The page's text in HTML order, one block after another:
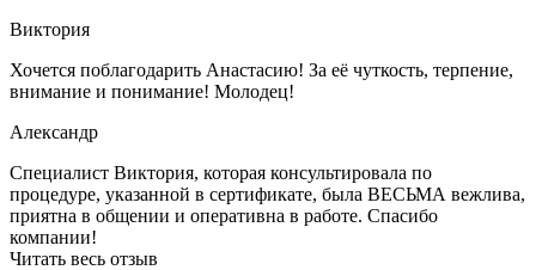
Виктория
Хочется поблагодарить Анастасию! За её чуткость, терпение,
внимание и понимание! Молодец!
Александр
Специалист Виктория, которая консультировала по
процедуре, указанной в сертификате, была ВЕСЬМА вежлива,
приятна в общении и оперативна в работе. Спасибо
компании!
Читать весь отзыв